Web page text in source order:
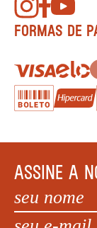
FORMAS DE
ASSINE A